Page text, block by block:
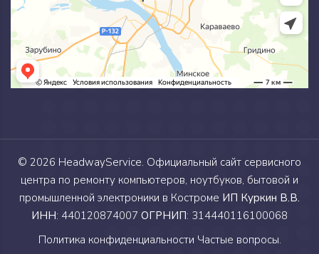
© 2026 HeadwayService. Официальный сайт сервисного
центра по ремонту компьютеров, ноутбуков, бытовой и
промышленной электроники в Костроме ИП Куркин В.В.
ИНН: 440120874007 ОГРНИП: 314440116100068
Политика конфиденциальности Частые вопросы.